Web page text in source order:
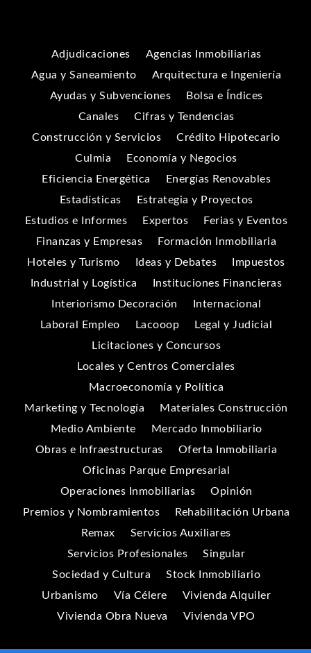
Adjudicaciones
Agencias Inmobiliarias
Agua y Saneamiento
Arquitectura e Ingeniería
Ayudas y Subvenciones
Bolsa e Índices
Canales
Cifras y Tendencias
Construcción y Servicios
Crédito Hipotecario
Culmia
Economía y Negocios
Eficiencia Energética
Energías Renovables
Estadísticas
Estrategia y Proyectos
Estudios e Informes
Expertos
Ferias y Eventos
Finanzas y Empresas
Formación Inmobiliaria
Hoteles y Turismo
Ideas y Debates
Impuestos
Industrial y Logística
Instituciones Financieras
Interiorismo Decoración
Internacional
Laboral Empleo
Lacooop
Legal y Judicial
Licitaciones y Concursos
Locales y Centros Comerciales
Macroeconomía y Política
Marketing y Tecnología
Materiales Construcción
Medio Ambiente
Mercado Inmobiliario
Obras e Infraestructuras
Oferta Inmobiliaria
Oficinas Parque Empresarial
Operaciones Inmobiliarias
Opinión
Premios y Nombramientos
Rehabilitación Urbana
Remax
Servicios Auxiliares
Servicios Profesionales
Singular
Sociedad y Cultura
Stock Inmobiliario
Urbanismo
Vía Célere
Vivienda Alquiler
Vivienda Obra Nueva
Vivienda VPO